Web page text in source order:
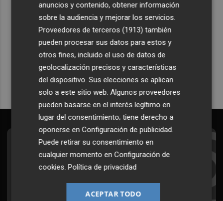
Recibe toda la actualidad de
Plaza Podcast en tu correo
Quiero suscribirme
Suscríbete al Boletín
Todos los días a primera hora en tu email
anuncios y contenido, obtener información
sobre la audiencia y mejorar los servicios.
Proveedores de terceros (1913) también
pueden procesar sus datos para estos y
otros fines, incluido el uso de datos de
geolocalización precisos y características
del dispositivo. Sus elecciones se aplican
solo a este sitio web. Algunos proveedores
pueden basarse en el interés legítimo en
lugar del consentimiento; tiene derecho a
oponerse enConfiguración de publicidad.
Puede retirar su consentimiento en
cualquier momento enConfiguración de
cookies.Política de privacidad
ACEPTAR TODO